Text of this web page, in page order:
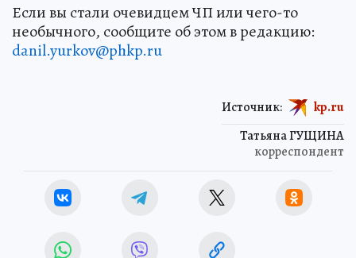
Если вы стали очевидцем ЧП или чего-то
необычного, сообщите об этом в редакцию:
danil.yurkov@phkp.ru
Татьяна ГУЩИНА
корреспондент
Источник: kp.ru